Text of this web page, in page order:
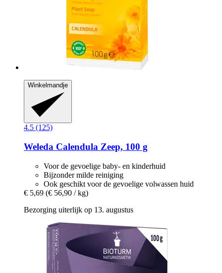
Winkelmandje
4.5 (125)
Weleda Calendula Zeep, 100 g
Voor de gevoelige baby- en kinderhuid
Bijzonder milde reiniging
Ook geschikt voor de gevoelige volwassen huid
€ 5,69 (€ 56,90 / kg)
Bezorging uiterlijk op 13. augustus